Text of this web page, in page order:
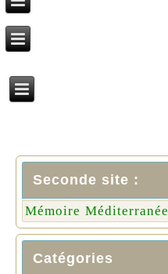
Seconde site :
Mémoire Méditerranée
Catégories